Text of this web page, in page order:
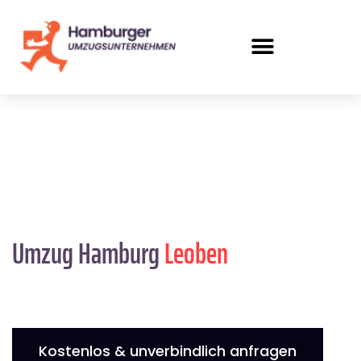
Umzug HamburgLeoben
Kostenlos & unverbindlich anfragen